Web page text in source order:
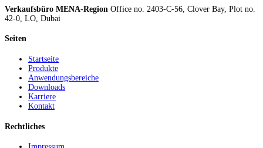
Verkaufsbüro MENA-Region Office no. 2403-C-56, Clover Bay, Plot no.
42-0, LO, Dubai
Seiten
Startseite
Produkte
Anwendungsbereiche
Downloads
Karriere
Kontakt
Rechtliches